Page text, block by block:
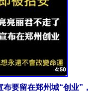
要留在郑州城“创业”，